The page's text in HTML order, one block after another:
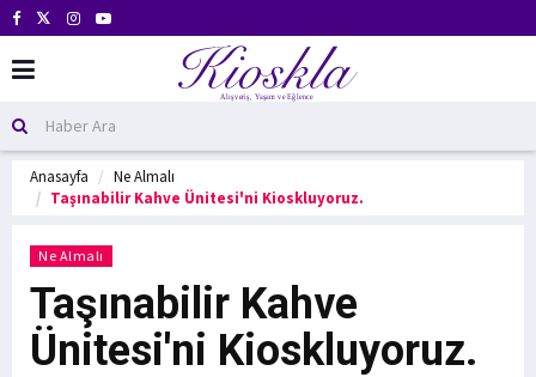
Anasayfa
Ne Almalı
Taşınabilir Kahve Ünitesi'ni Kioskluyoruz.
Ne Almalı
Taşınabilir Kahve
Ünitesi'ni Kioskluyoruz.